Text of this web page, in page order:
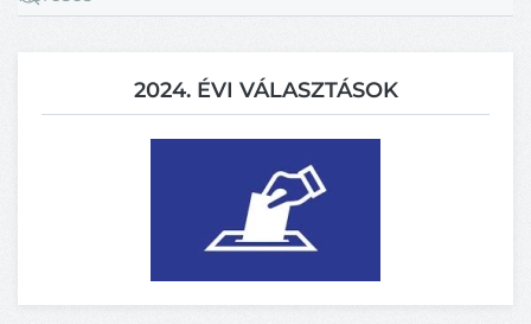
2024. ÉVI VÁLASZTÁSOK